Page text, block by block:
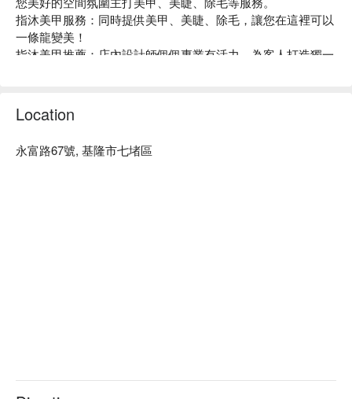
指沐美甲服務：同時提供美甲、美睫、除毛，讓您在這裡可以
一條龍變美！
指沐美甲推薦：店內設計師個個專業有活力，為客人打造獨一
質感裝潢：帶有日系風格，又兼具年輕活力，整體舒適而雅
致，提供您美好的空間氛圍。
Location
永富路67號, 基隆市七堵區